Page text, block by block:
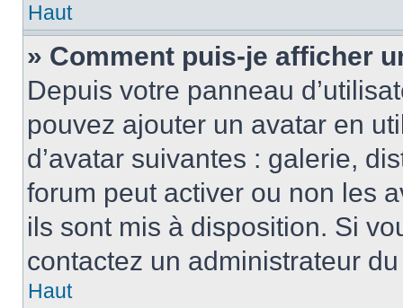
Haut
» Comment puis-je afficher
Depuis votre panneau
pouvez ajouter un avatar en
d’avatar suivantes : galerie,
forum peut activer ou non les
ils sont mis à disposition. Si
contactez un administrateur
Haut